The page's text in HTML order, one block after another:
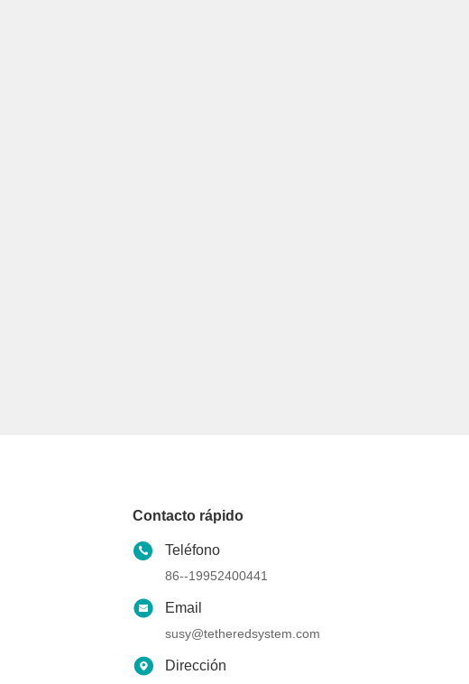
Contacto rápido
Teléfono
86--19952400441
Email
susy@tetheredsystem.com
Dirección